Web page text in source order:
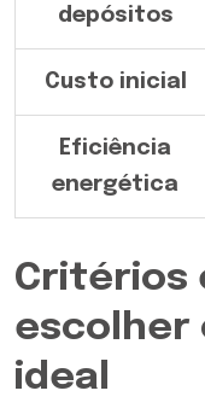
depósitos
Custo inicial
Eficiência
energética
Critérios
escolher
ideal